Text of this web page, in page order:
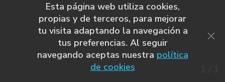
Esta página web utiliza cookies,
propias y de terceros, para mejorar
tu visita adaptando la navegación a
tus preferencias. Al seguir
navegando aceptas nuestra política
de cookies